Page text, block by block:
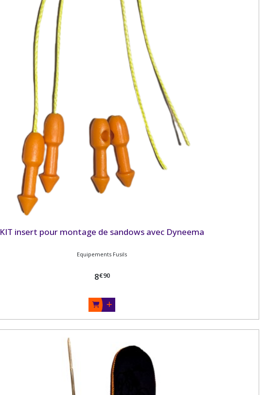
KIT insert pour montage de sandows avec Dyneema
Equipements Fusils
8€90